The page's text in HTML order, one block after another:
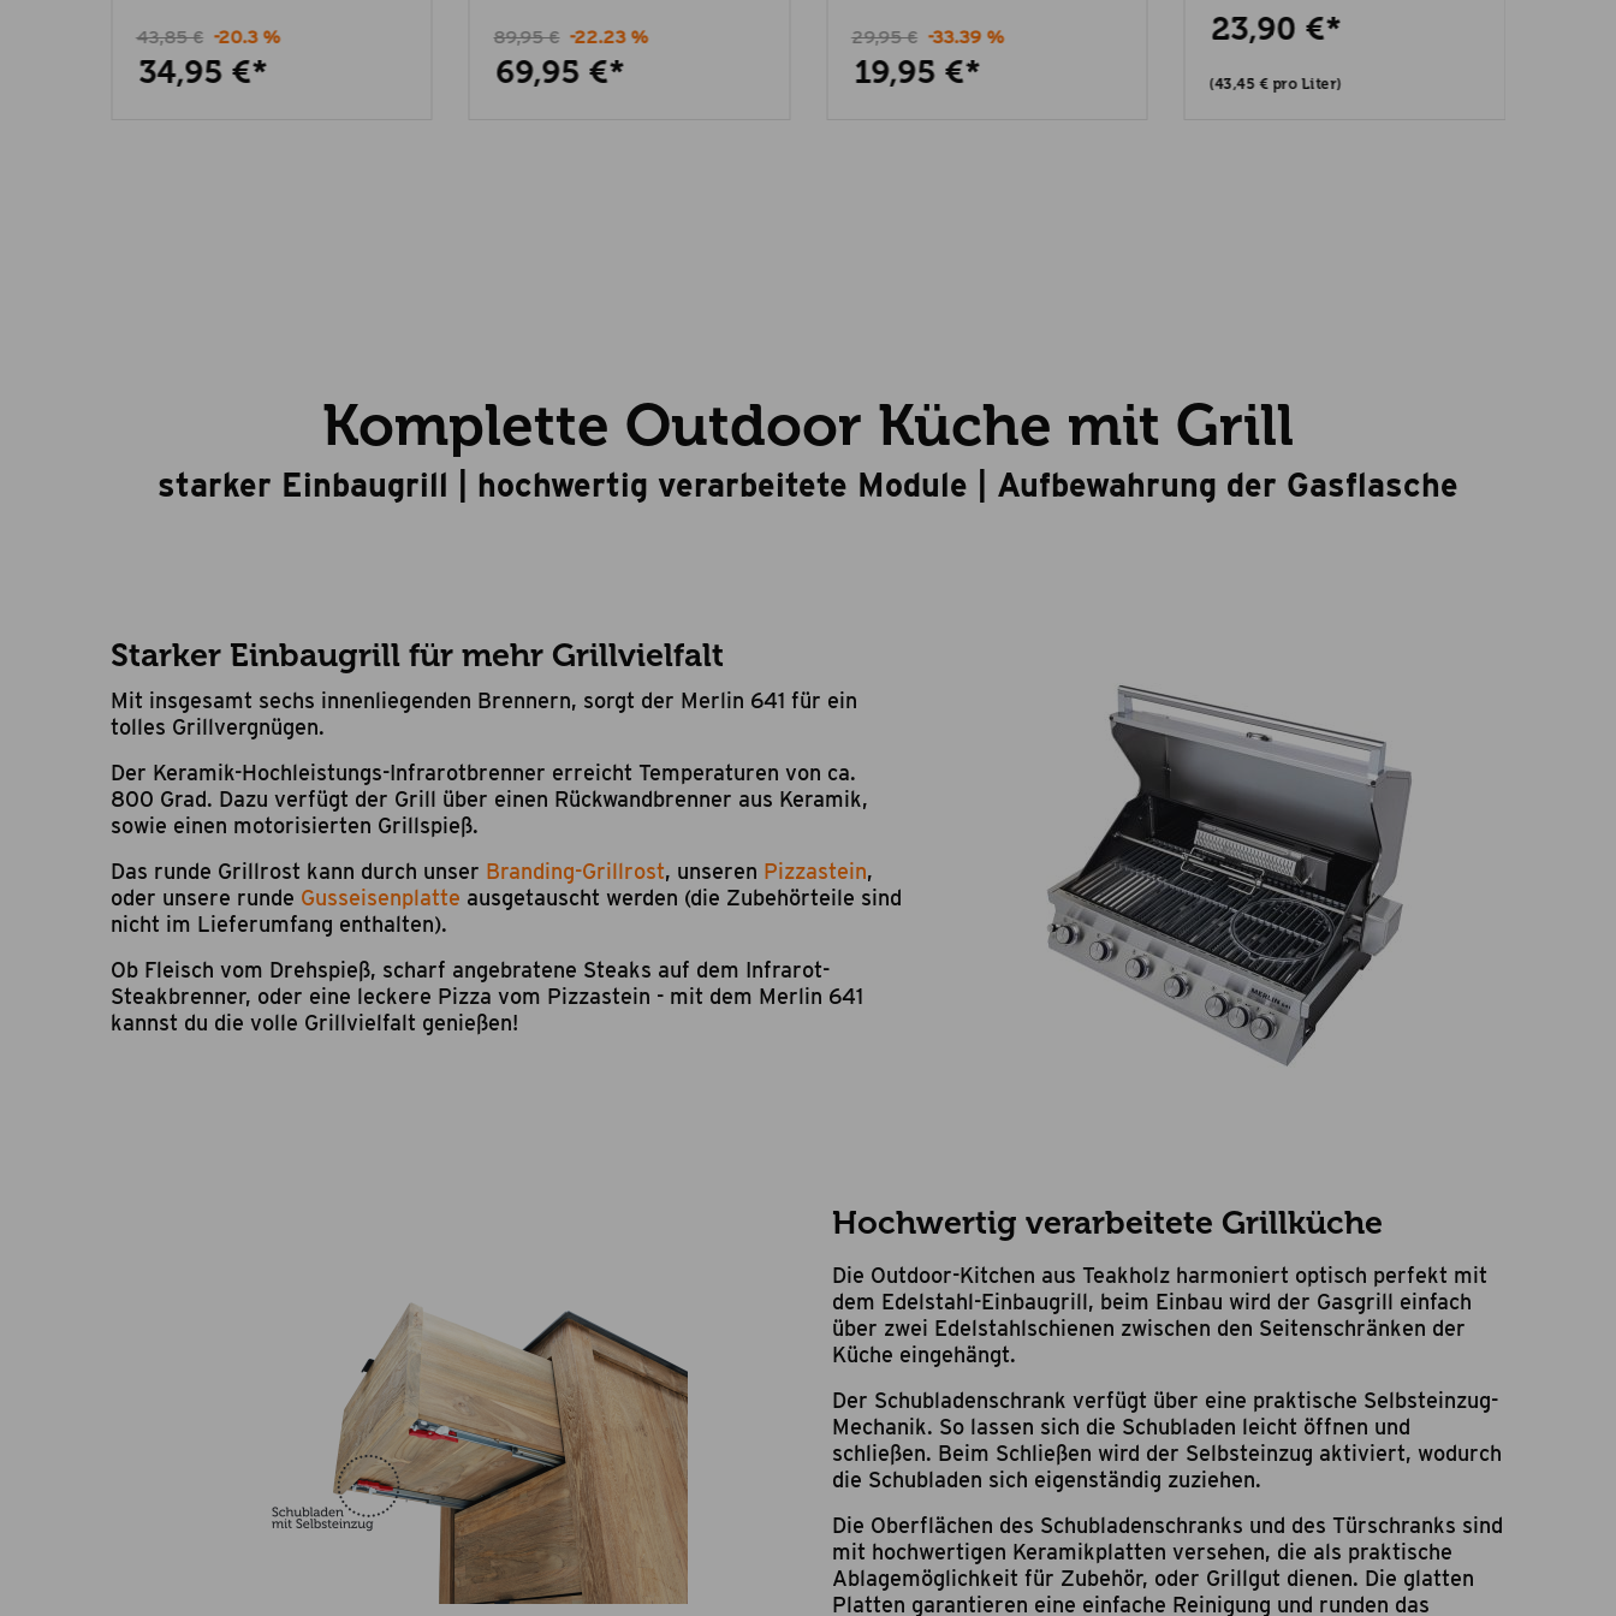
34,95 €*
43,85 € -20.3 %
69,95 €*
89,95 € -22.23 %
19,95 €*
29,95 € -33.39 % 23,90 €*
(43,45 € pro Liter)
Komplette Outdoor Küche mit Grill
starker Einbaugrill | hochwertig verarbeitete Module | Aufbewahrung der Gasflasche
Starker Einbaugrill für mehr Grillvielfalt
Mit insgesamt sechs innenliegenden Brennern, sorgt der Merlin 641 für ein
tolles Grillvergnügen.
Der Keramik-Hochleistungs-Infrarotbrenner erreicht Temperaturen von ca.
800 Grad. Dazu verfügt der Grill über einen Rückwandbrenner aus Keramik,
sowie einen motorisierten Grillspieß.
Das runde Grillrost kann durch unser Branding-Grillrost, unseren Pizzastein,
oder unsere runde Gusseisenplatte ausgetauscht werden (die Zubehörteile sind
nicht im Lieferumfang enthalten).
Ob Fleisch vom Drehspieß, scharf angebratene Steaks auf dem Infrarot-
Steakbrenner, oder eine leckere Pizza vom Pizzastein - mit dem Merlin 641
kannst du die volle Grillvielfalt genießen!
Hochwertig verarbeitete Grillküche
Die Outdoor-Kitchen aus Teakholz harmoniert optisch perfekt mit
dem Edelstahl-Einbaugrill, beim Einbau wird der Gasgrill einfach
über zwei Edelstahlschienen zwischen den Seitenschränken der
Küche eingehängt.
Der Schubladenschrank verfügt über eine praktische Selbsteinzug-
Mechanik. So lassen sich die Schubladen leicht öffnen und
schließen. Beim Schließen wird der Selbsteinzug aktiviert, wodurch
die Schubladen sich eigenständig zuziehen.
Die Oberflächen des Schubladenschranks und des Türschranks sind
mit hochwertigen Keramikplatten versehen, die als praktische
Ablagemöglichkeit für Zubehör, oder Grillgut dienen. Die glatten
Platten garantieren eine einfache Reinigung und runden das